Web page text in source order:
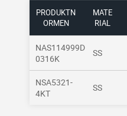
PRODUKTN
ORMEN
MATE
RIAL
NAS114999D
0316K
SS
NSA5321-
4KT
SS